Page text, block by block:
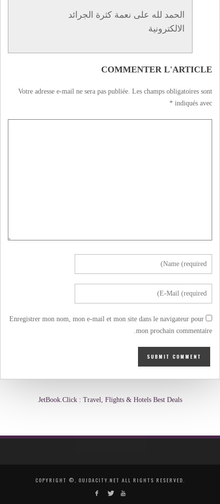
الحمد لله على نعمة كثرة الجرائد
الالكترونية
COMMENTER L'ARTICLE
Votre adresse e-mail ne sera pas publiée. Les champs obligatoires sont
indiqués avec
*
Enregistrer mon nom, mon e-mail et mon site dans le navigateur pour
mon prochain commentaire.
JetBook.Click : Travel, Flights & Hotels Best Deals
COPYRIGHT ©, OUJDACITY.NET ALL RIGHTS RESERVED.